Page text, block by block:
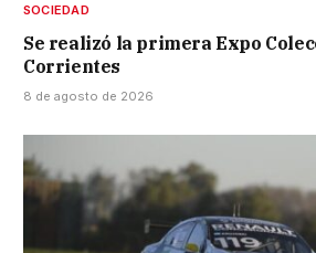
SOCIEDAD
Se realizó la primera Expo
Corrientes
8 de agosto de 2026